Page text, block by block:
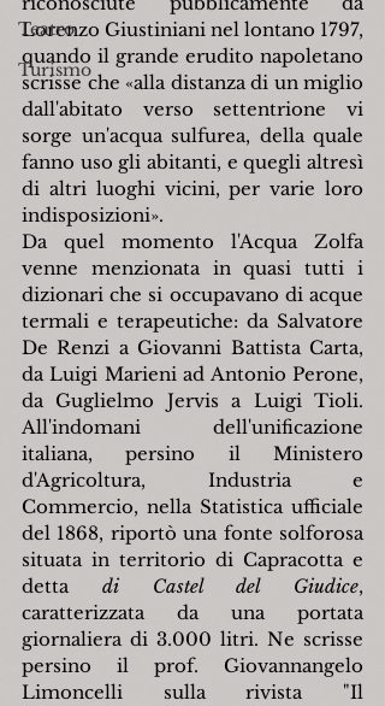
Teatro
Turismo
Lorenzo Giustiniani nel lontano 1797,
quando il grande erudito napoletano
scrisse che «alla distanza di un miglio
dall'abitato verso settentrione vi
sorge un'acqua sulfurea, della quale
fanno uso gli abitanti, e quegli altresì
di altri luoghi vicini, per varie loro
indisposizioni».
Da quel momento l'Acqua Zolfa
venne menzionata in quasi tutti i
dizionari che si occupavano di acque
termali e terapeutiche: da Salvatore
De Renzi a Giovanni Battista Carta,
da Luigi Marieni ad Antonio Perone,
da Guglielmo Jervis a Luigi Tioli.
All'indomani dell'unificazione
italiana, persino il Ministero
d'Agricoltura, Industria e
Commercio, nella Statistica ufficiale
del 1868, riportò una fonte solforosa
situata in territorio di Capracotta e
detta di Castel del Giudice,
caratterizzata da una portata
giornaliera di 3.000 litri. Ne scrisse
persino il prof. Giovannangelo
Limoncelli sulla rivista "Il